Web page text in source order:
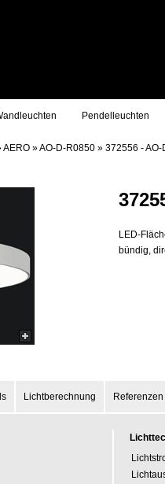
Pendelleuchten
AERO »AO-D-R0850 » 372556 -
LED-
bündig,
Lichtberechnung Referenzen